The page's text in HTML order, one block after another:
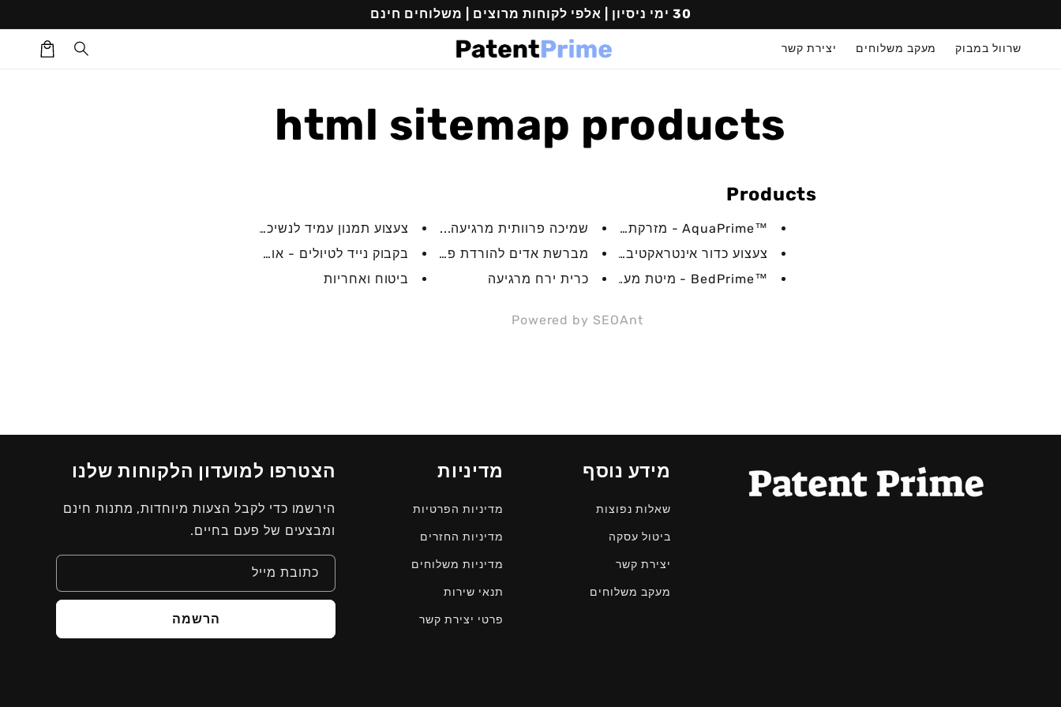
לתוכן
30 ימי ניסיון | אלפי לקוחות מרוצים | משלוחים חינם
שרוול במבוק מעקב משלוחים יצירת קשר
עגלת
קניות
html sitemap products
Products
™AquaPrime - מזרקת מים אוטומטי...
צעצוע כדור אינטראקטיבי חכם...
™BedPrime - מיטת מערה...
שמיכה פרוותית מרגיעה...
מברשת אדים להורדת פרווה...
כרית ירח מרגיעה
צעצוע תמנון עמיד לנשיכות...
בקבוק נייד לטיולים - אוכל ושתי...
ביטוח ואחריות
Powered by SEOAnt
מידע נוסף
שאלות נפוצות
ביטול עסקה
יצירת קשר
מעקב משלוחים
מדיניות
מדיניות הפרטיות
מדיניות החזרים
מדיניות משלוחים
תנאי שירות
פרטי יצירת קשר
הצטרפו למועדון הלקוחות שלנו
הירשמו כדי לקבל הצעות מיוחדות, מתנות חינם
ומבצעים של פעם בחיים.
כתובת מייל
הרשמה